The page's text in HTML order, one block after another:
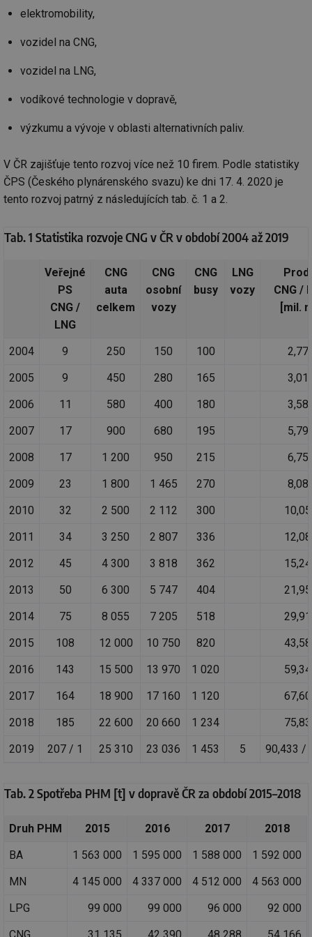
elektromobility,
vozidel na CNG,
vozidel na LNG,
vodíkové technologie v dopravě,
výzkumu a vývoje v oblasti alternativních paliv.
V ČR zajišťuje tento rozvoj více než 10 firem. Podle statistiky
ČPS (Českého plynárenského svazu) ke dni 17. 4. 2020 je
tento rozvoj patrný z následujících tab. č. 1 a 2.
Tab. 1 Statistika rozvoje CNG v ČR v období 2004 až 2019
Veřejné
PS
CNG /
LNG
CNG
auta
celkem
CNG
osobní
vozy
CNG
busy
LNG
vozy
CNG /
[mil.
2004 9 250 150 100
2005
9 450 280 165
2006
11 580 400 180
2007
17 900 680 195
2008
17 1 200 950 215
2009
23 1 800 1 465 270
2010
32 2 500 2 112 300
2011
34 3 250 2 807 336
2012
45 4 300 3 818 362
2013
50 6 300 5 747 404
2014
75 8 055 7 205 518
2015
108 12 000 10 750 820
2016
143 15 500 13 970 1 020
2017
164 18 900 17 160 1 120
2018
185 22 600 20 660 1 234
2019
207 / 1 25 310 23 036 1 453 5 90,433 /
Tab. 2 Spotřeba PHM [t] v dopravě ČR za období 2015–2018
Druh PHM 2015 2016 2017
2018
BA
1 563 000 1 595 000 1 588 000
1 592 000
MN
4 145 000 4 337 000 4 512 000
4 563 000
LPG
99 000 99 000 96 000
92 000